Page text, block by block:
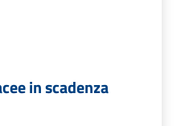
in scadenza